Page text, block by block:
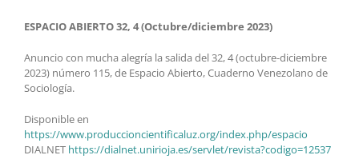
ESPACIO ABIERTO 32, 4 (Octubre/diciembre 2023)
Anuncio con mucha alegría la salida del 32, 4 (octubre-diciembre
2023) número 115, de Espacio Abierto, Cuaderno Venezolano de
Sociología.
Disponible en
https://www.produccioncientificaluz.org/index.php/espacio
DIALNET https://dialnet.unirioja.es/servlet/revista?codigo=12537